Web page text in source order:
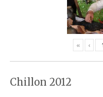
« ‹
Chillon 2012